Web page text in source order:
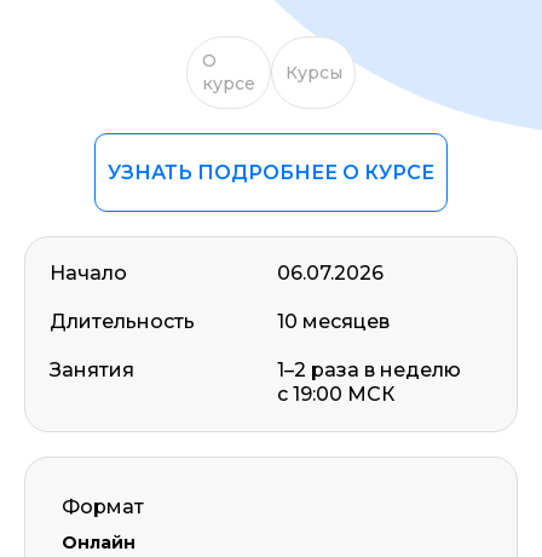
О
курсе
Курсы
УЗНАТЬ ПОДРОБНЕЕ О КУРСЕ
Начало
Длительность
Занятия
06.07.2026
10 месяцев
1–2 раза в неделю
с 19:00 МСК
Формат
Онлайн